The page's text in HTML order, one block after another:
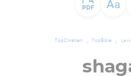
TopChrétien TopBible